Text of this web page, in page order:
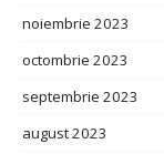
noiembrie 2023
octombrie 2023
septembrie 2023
august 2023